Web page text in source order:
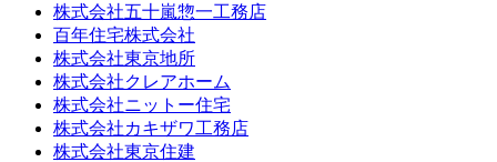
株式会社五十嵐惣一工務店
百年住宅株式会社
株式会社東京地所
株式会社クレアホーム
株式会社ニットー住宅
株式会社カキザワ工務店
株式会社東京住建